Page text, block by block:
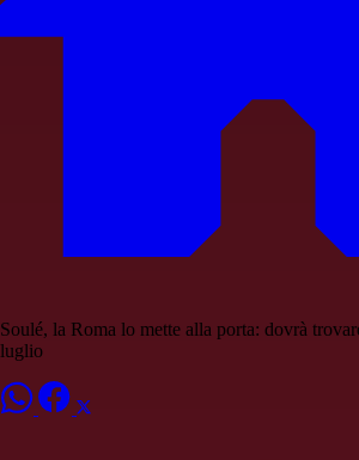
Soulé, la Roma lo mette alla porta: dovrà
luglio